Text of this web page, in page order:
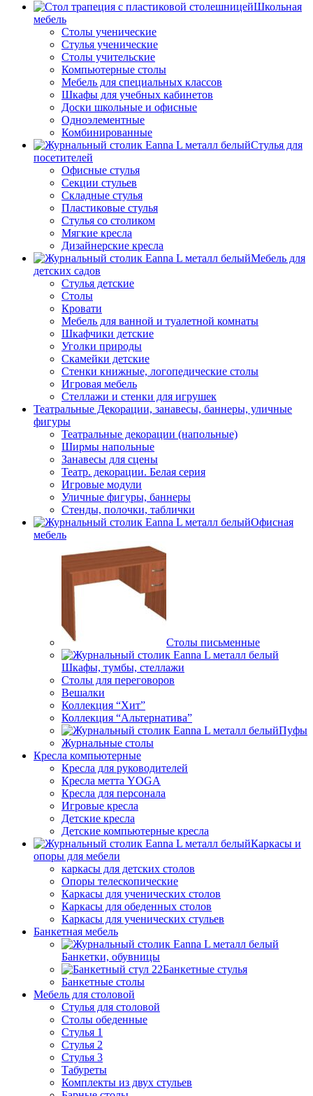
Школьная
мебель
Столы ученические
Стулья ученические
Столы учительские
Компьютерные столы
Мебель для специальных классов
Шкафы для учебных кабинетов
Доски школьные и офисные
Одноэлементные
Комбинированные
Стулья для
посетителей
Офисные стулья
Секции стульев
Складные стулья
Пластиковые стулья
Стулья со столиком
Мягкие кресла
Дизайнерские кресла
Мебель для
детских садов
Стулья детские
Столы
Кровати
Мебель для ванной и туалетной комнаты
Шкафчики детские
Уголки природы
Скамейки детские
Стенки книжные, логопедические столы
Игровая мебель
Стеллажи и стенки для игрушек
Театральные Декорации, занавесы, баннеры, уличные
фигуры
Театральные декорации (напольные)
Ширмы напольные
Занавесы для сцены
Театр. декорации. Белая серия
Игровые модули
Уличные фигуры, баннеры
Стенды, полочки, таблички
Офисная
мебель
Столы письменные
Шкафы, тумбы, стеллажи
Столы для переговоров
Вешалки
Коллекция “Хит”
Коллекция “Альтернатива”
Пуфы
Журнальные столы
Кресла компьютерные
Кресла для руководителей
Кресла метта YOGA
Кресла для персонала
Игровые кресла
Детские кресла
Детские компьютерные кресла
Каркасы и
опоры для мебели
каркасы для детских столов
Опоры телескопические
Каркасы для ученических столов
Каркасы для обеденных столов
Каркасы для ученических стульев
Банкетная мебель
Банкетки, обувницы
Банкетные стулья
Банкетные столы
Мебель для столовой
Стулья для столовой
Столы обеденные
Стулья 1
Стулья 2
Стулья 3
Табуреты
Комплекты из двух стульев